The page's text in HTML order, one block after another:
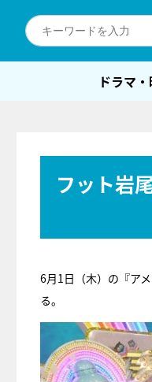
ドラマ
フット岩
6月1日（木）の『ア
る。